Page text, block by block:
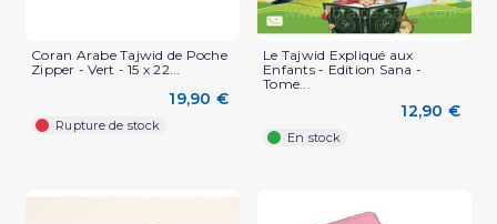
Coran Arabe Tajwid de Poche
Zipper - Vert - 15 x 22...
19,90 €
Rupture de stock
Le Tajwid Expliqué aux
Enfants - Edition Sana -
Tome...
12,90 €
En stock